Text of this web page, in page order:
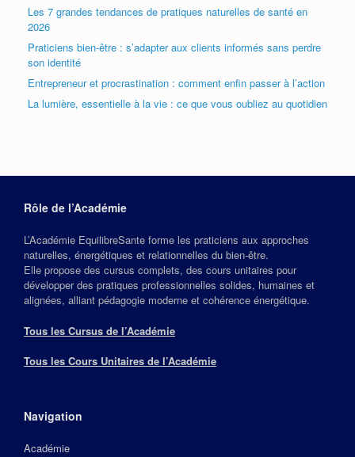
Les 7 grandes tendances de pratiques naturelles de santé en
2026
Praticiens bien-être : s’adapter aux clients informés sans perdre
son identité
Entrepreneur et procrastination : comment enfin passer à l’action
La lumière, essentielle à la vie : ce que vous oubliez au quotidien
Rôle de l’Académie
L’Académie EquilibreSante forme les praticiens aux approches
naturelles, énergétiques et relationnelles du bien‑être.
Elle propose des cursus complets, des cours unitaires pour
développer des pratiques professionnelles solides, humaines et
alignées, alliant pédagogie moderne et cohérence énergétique.
Tous les Cursus de l’Académie
Tous les Cours Unitaires de l’Académie
Navigation
Académie